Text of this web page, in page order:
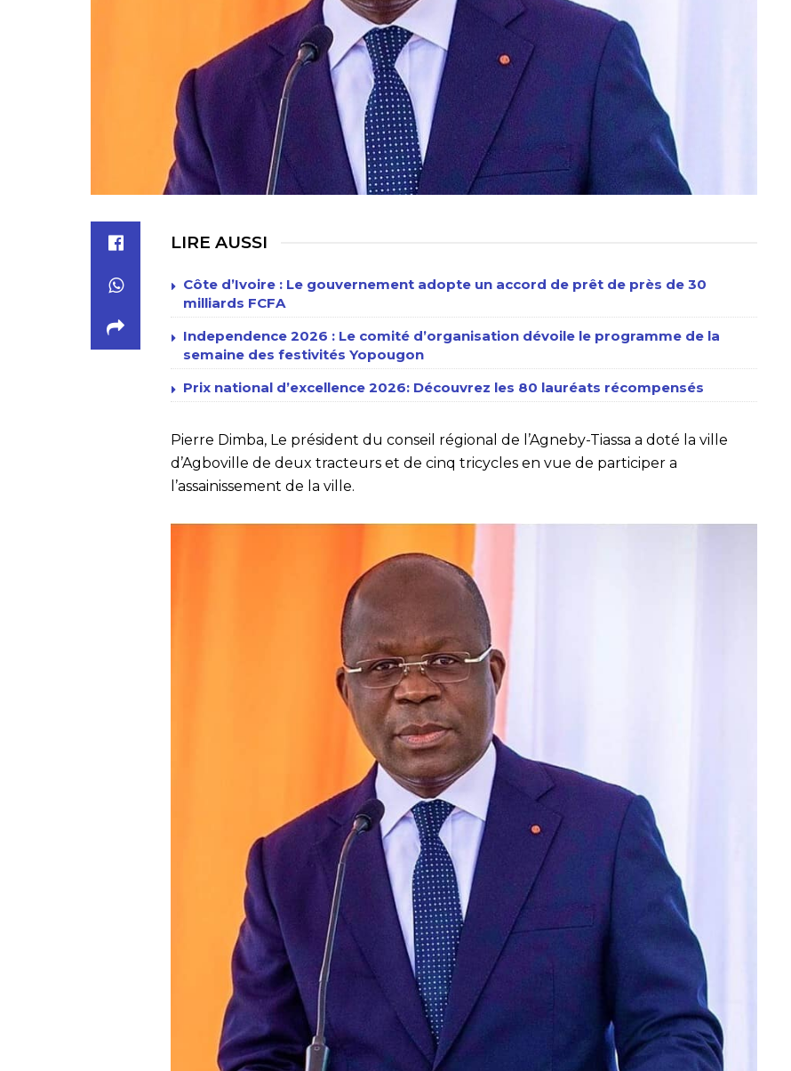
LIRE AUSSI
Côte d’Ivoire : Le gouvernement adopte un accord de prêt de près de 30
milliards FCFA
Independence 2026 : Le comité d’organisation dévoile le programme de la
semaine des festivités Yopougon
Prix national d’excellence 2026: Découvrez les 80 lauréats récompensés
Pierre Dimba, Le président du conseil régional de l’Agneby-Tiassa a doté la ville
d’Agboville de deux tracteurs et de cinq tricycles en vue de participer a
l’assainissement de la ville.